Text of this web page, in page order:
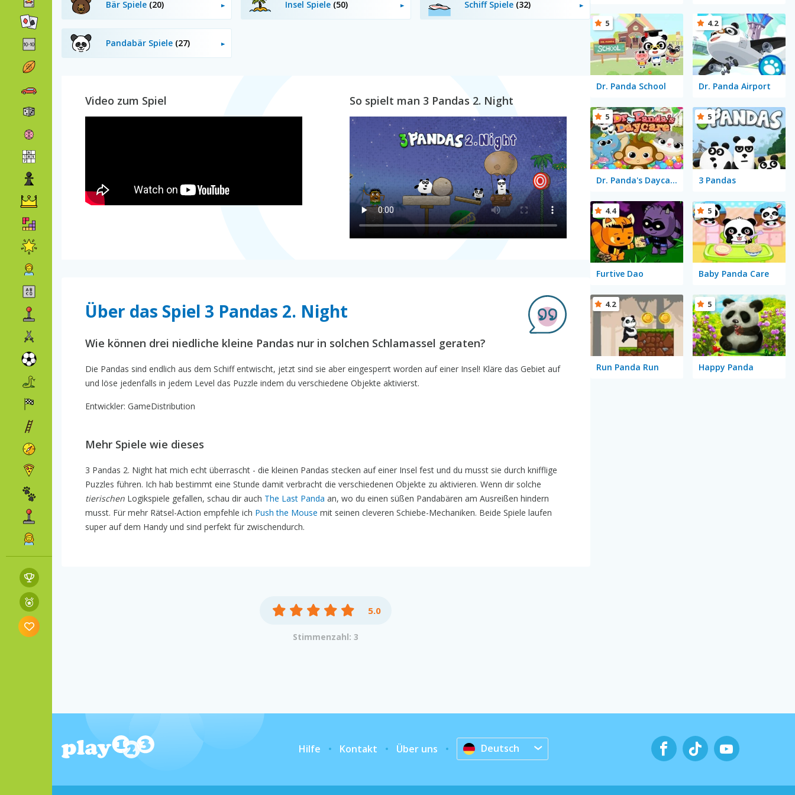
Bär Spiele (20) Insel Spiele (50) Schiff Spiele (32)
Pandabär Spiele (27)
Video zum Spiel So spielt man 3 Pandas 2. Night
Über das Spiel 3 Pandas 2. Night
Wie können drei niedliche kleine Pandas nur in solchen Schlamassel geraten?
Die Pandas sind endlich aus dem Schiff entwischt, jetzt sind sie aber eingesperrt worden auf einer Insel! Kläre das Gebiet auf
und löse jedenfalls in jedem Level das Puzzle indem du verschiedene Objekte aktivierst.
Entwickler: GameDistribution
Mehr Spiele wie dieses
3 Pandas 2. Night hat mich echt überrascht - die kleinen Pandas stecken auf einer Insel fest und du musst sie durch knifflige
Puzzles führen. Ich hab bestimmt eine Stunde damit verbracht die verschiedenen Objekte zu aktivieren. Wenn dir solche
tierischen Logikspiele gefallen, schau dir auch The Last Panda an, wo du einen süßen Pandabären am Ausreißen hindern
musst. Für mehr Rätsel-Action empfehle ich Push the Mouse mit seinen cleveren Schiebe-Mechaniken. Beide Spiele laufen
super auf dem Handy und sind perfekt für zwischendurch.
5.0
Stimmenzahl: 3
Dr. Panda School
5
Dr. Panda Airport
4.2
Dr. Panda's Daycare
5
3 Pandas
5
Furtive Dao
4.4
Baby Panda Care
5
Run Panda Run
4.2
Happy Panda
5
Hilfe Kontakt Über uns Deutsch